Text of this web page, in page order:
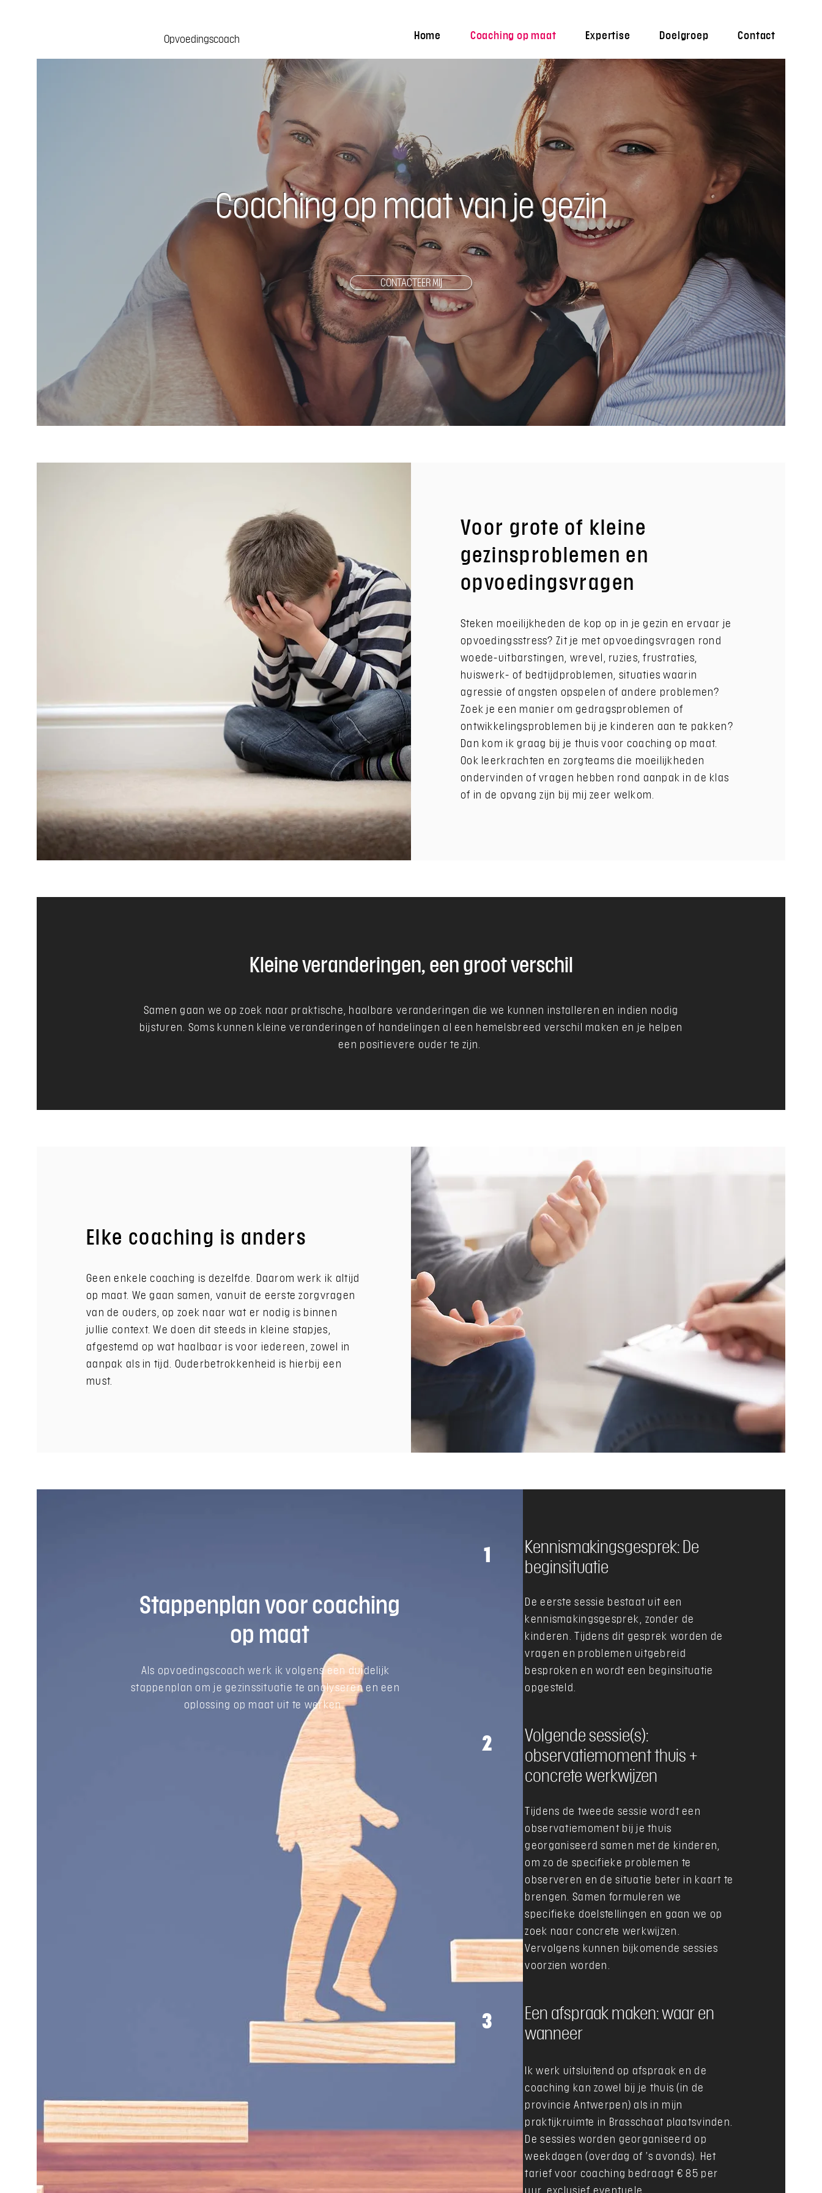
Opvoedingscoach Home Coaching op maat Expertise Doelgroep Contact
Coaching op maat van je gezin
CONTACTEER MIJ
Voor grote of kleine
gezinsproblemen en
opvoedingsvragen
Steken moeilijkheden de kop op in je gezin en ervaar je
opvoedingsstress? Zit je met opvoedingsvragen rond
woede-uitbarstingen, wrevel, ruzies, frustraties,
huiswerk- of bedtijdproblemen, situaties waarin
agressie of angsten opspelen of andere problemen?
Zoek je een manier om gedragsproblemen of
ontwikkelingsproblemen bij je kinderen aan te pakken?
Dan kom ik graag bij je thuis voor coaching op maat.
Ook leerkrachten en zorgteams die moeilijkheden
ondervinden of vragen hebben rond aanpak in de klas
of in de opvang zijn bij mij zeer welkom.
Kleine veranderingen, een groot verschil
Samen gaan we op zoek naar praktische, haalbare veranderingen die we kunnen installeren en indien nodig
bijsturen. Soms kunnen kleine veranderingen of handelingen al een hemelsbreed verschil maken en je helpen
een positievere ouder te zijn.
Elke coaching is anders
Geen enkele coaching is dezelfde. Daarom werk ik altijd
op maat. We gaan samen, vanuit de eerste zorgvragen
van de ouders, op zoek naar wat er nodig is binnen
jullie context. We doen dit steeds in kleine stapjes,
afgestemd op wat haalbaar is voor iedereen, zowel in
aanpak als in tijd. Ouderbetrokkenheid is hierbij een
must.
Stappenplan voor coaching
op maat
Als opvoedingscoach werk ik volgens een duidelijk
stappenplan om je gezinssituatie te analyseren en een
oplossing op maat uit te werken.
1
Kennismakingsgesprek: De
beginsituatie
De eerste sessie bestaat uit een
kennismakingsgesprek, zonder de
kinderen. Tijdens dit gesprek worden de
vragen en problemen uitgebreid
besproken en wordt een beginsituatie
opgesteld.
2
Volgende sessie(s):
observatiemoment thuis +
concrete werkwijzen
Tijdens de tweede sessie wordt een
observatiemoment bij je thuis
georganiseerd samen met de kinderen,
om zo de specifieke problemen te
observeren en de situatie beter in kaart te
brengen. Samen formuleren we
specifieke doelstellingen en gaan we op
zoek naar concrete werkwijzen.
Vervolgens kunnen bijkomende sessies
voorzien worden.
3
Een afspraak maken: waar en
wanneer
Ik werk uitsluitend op afspraak en de
coaching kan zowel bij je thuis (in de
provincie Antwerpen) als in mijn
praktijkruimte in Brasschaat plaatsvinden.
De sessies worden georganiseerd op
weekdagen (overdag of ’s avonds). Het
tarief voor coaching bedraagt € 85 per
uur, exclusief eventuele